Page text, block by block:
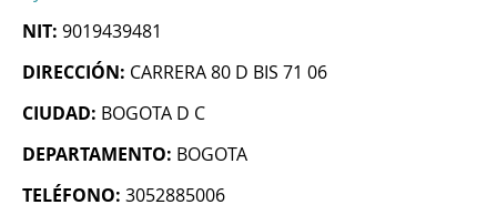
NIT: 9019439481
DIRECCIÓN: CARRERA 80 D BIS 71 06
CIUDAD: BOGOTA D C
DEPARTAMENTO: BOGOTA
TELÉFONO: 3052885006